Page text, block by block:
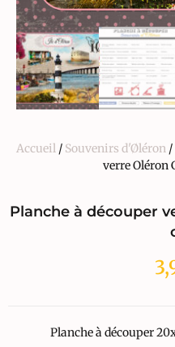
Accueil/ Souvenirs d'Øléron/
verre Oléron
Planche à découper
Planche à découper